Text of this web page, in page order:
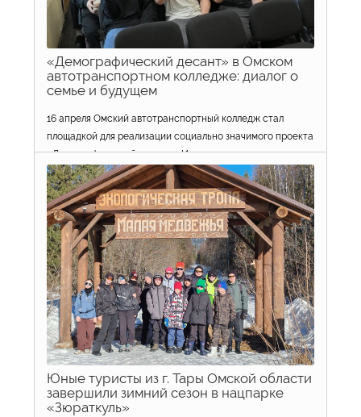
просмотров: 133
«Демографический десант» в Омском
автотранспортном колледже: диалог о
семье и будущем
16 апреля Омский автотранспортный колледж стал
площадкой для реализации социально значимого проекта
«Демографический десант». Инициатива, проходящая в
рамках национального проекта «Семья» и
поддерживаемая губернатором Омской области
Виталием Хоценко, призвана наладить прямой диалог с
молодёжью по вопросам создания семьи, рождения
детей и сохранения традиционных ценностей.
16 апреля 2026 г.
просмотров: 157
Юные туристы из г. Тары Омской области
завершили зимний сезон в нацпарке
«Зюраткуль»